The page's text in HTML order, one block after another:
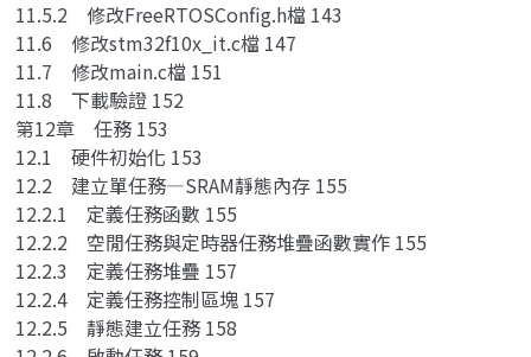
11.5.2 修改FreeRTOSConfig.h檔 143
11.6 修改stm32f10x_it.c檔 147
11.7 修改main.c檔 151
11.8 下載驗證 152
第12章 任務 153
12.1 硬件初始化 153
12.2 建立單任務—SRAM靜態內存 155
12.2.1 定義任務函數 155
12.2.2 空閒任務與定時器任務堆疊函數實作 155
12.2.3 定義任務堆疊 157
12.2.4 定義任務控制區塊 157
12.2.5 靜態建立任務 158